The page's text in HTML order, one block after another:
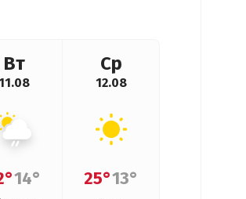
Вт
14°
Ср
12.08
25°13°